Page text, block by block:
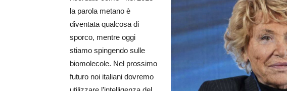
la parola metano è
diventata qualcosa di
sporco, mentre oggi
stiamo spingendo sulle
biomolecole. Nel prossimo
futuro noi italiani dovremo